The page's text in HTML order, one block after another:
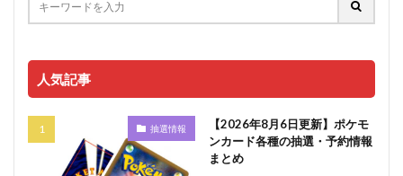
人気記事
抽選情報
【2026年8月6日更新】ポケモ
ンカード各種の抽選・予約情報
まとめ